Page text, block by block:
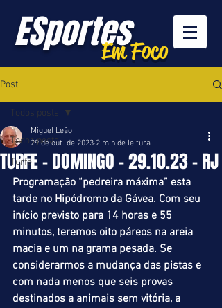
ESportesEm Foco
Post
Todos posts
Turfe
Todos posts
TURFE - DOMINGO - 29.10.23 - RJ
Miguel Leão
29 de out. de 2023 2 min de leitura
Programação “pedreira máxima” esta
tarde no Hipódromo da Gávea. Com seu
início previsto para 14 horas e 55
minutos, teremos oito páreos na areia
macia e um na grama pesada. Se
considerarmos a mudança das pistas e
com nada menos que seis provas
destinados a animais sem vitória, a